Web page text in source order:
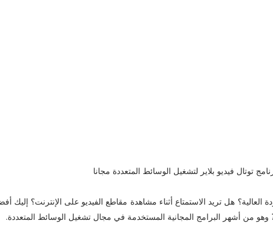
توتال فيديو بلاير لتشغيل الوسائط المتعددة مجانا
هل تريد الاستمتاع أثناء مشاهدة مقاطع الفيديو على الإنترنت؟ إليك
وهو من أشهر البرامج المجانية المستخدمة في مجال تشغيل الوسائط المتعددة.